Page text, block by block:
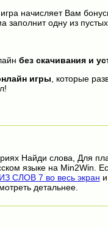
начисляет Вам
заполнит одну из
без скачивания и
игры , которые
Найди слова, Для
языке на Min2Win.
СЛОВ 7 во весь экран
детальнее.